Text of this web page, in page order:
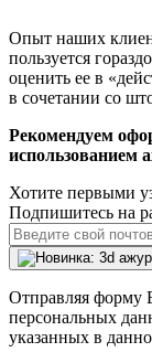
Опыт наших
пользуется
оценить ее в
в сочетании со
Рекомендуем
использованием
Хотите первыми
Подпишитесь на
Отправляя форму
персональных
указанных в